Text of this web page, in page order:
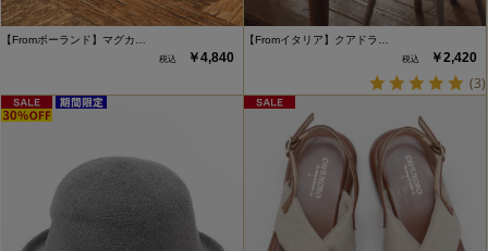
【Fromポーランド】マグカ…
￥4,840
【Fromイタリア】クアドラ…
￥2,420
(3)